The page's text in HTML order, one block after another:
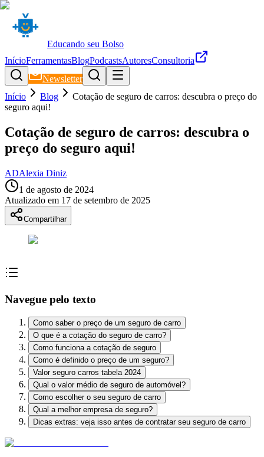
Educando seu Bolso
InícioFerramentasBlogPodcastsAutoresConsultoria
Newsletter
Início
Blog
Cotação de seguro de carros: descubra o preço do
seguro aqui!
Cotação de seguro de carros: descubra o
preço do seguro aqui!
ADAlexia Diniz
1 de agosto de 2024
Atualizado em 17 de setembro de 2025
Compartilhar
Navegue pelo texto
Como saber o preço de um seguro de carro
O que é a cotação do seguro de carro?
Como funciona a cotação de seguro
Como é definido o preço de um seguro?
Valor seguro carros tabela 2024
Qual o valor médio de seguro de automóvel?
Como escolher o seu seguro de carro
Qual a melhor empresa de seguro?
Dicas extras: veja isso antes de contratar seu seguro de carro